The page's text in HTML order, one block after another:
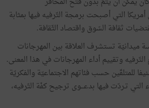
التي أصبحت برمجة التّرفيه فيها بمثابة
ثقافة السّوق واقتصاد الثّقافة.
تستشرف العلاقة بين المهرجانات
وتقييم أداء المهرجانات في هذا المعنى.
للمتلقّين حسب فئاتهم الاجتماعيّة والفكريّة
تـردّت فيها بدعـــوى ترجيح كفّة التّرفيه،